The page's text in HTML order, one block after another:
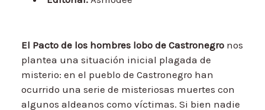
El Pacto de los hombres lobo de Castronegro nos
plantea una situación inicial plagada de
misterio: en el pueblo de Castronegro han
ocurrido una serie de misteriosas muertes con
algunos aldeanos como víctimas. Si bien nadie